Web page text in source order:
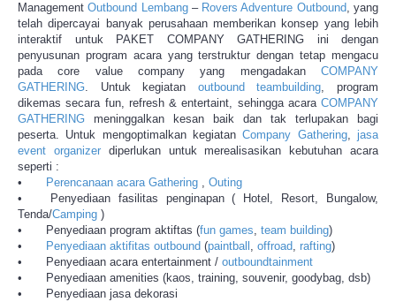
ManagementOutbound Lembang– Rovers Adventure Outbound, yang
telah dipercayai banyak perusahaan memberikan konsep yang lebih
interaktif untuk PAKET COMPANY GATHERING ini dengan
penyusunan program acara yang terstruktur dengan tetap mengacu
pada core value company yang mengadakan COMPANY
GATHERING. Untuk kegiatan outbound teambuilding, program
dikemas secara fun, refresh & entertaint, sehingga acara COMPANY
GATHERING meninggalkan kesan baik dan tak terlupakan bagi
peserta. Untuk mengoptimalkan kegiatanCompany Gathering,jasa
event organizerdiperlukan untuk merealisasikan kebutuhan acara
seperti :
•
Perencanaan acara Gathering , Outing
•
Penyediaan fasilitas penginapan ( Hotel, Resort, Bungalow,
Tenda/Camping )
•
Penyediaan program aktiftas (fun games, team building)
•
Penyediaan aktifitas outbound (paintball , offroad, rafting)
•
Penyediaan acara entertainment / outboundtainment
•
Penyediaan amenities (kaos, training, souvenir, goodybag, dsb)
•
Penyediaan jasa dekorasi